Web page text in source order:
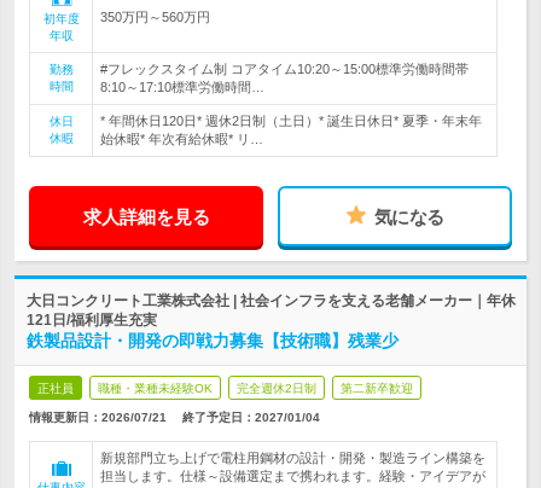
初年度
年収
350万円～560万円
勤務
時間
#フレックスタイム制 コアタイム10:20～15:00標準労働時間帯
8:10～17:10標準労働時間…
休日
休暇
* 年間休日120日* 週休2日制（土日）* 誕生日休日* 夏季・年末年
始休暇* 年次有給休暇* リ…
求人詳細を見る 気になる
大日コンクリート工業株式会社 | 社会インフラを支える老舗メーカー｜年休
121日/福利厚生充実
鉄製品設計・開発の即戦力募集【技術職】残業少
正社員 職種・業種未経験OK 完全週休2日制 第二新卒歓迎
情報更新日：2026/07/21 終了予定日： 2027/01/04
新規部門立ち上げで電柱用鋼材の設計・開発・製造ライン構築を
担当します。仕様～設備選定まで携われます。経験・アイデアが